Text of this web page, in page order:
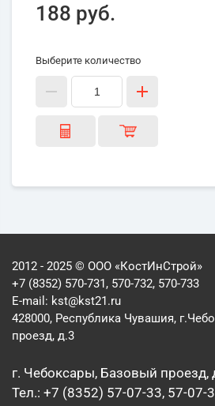
188 руб.
Выберите количество
2012 - 2025 © ООО «КостИнСтрой»
+7 (8352) 570-731, 570-732, 570-733
E-mail: kst@kst21.ru
428000, Республика Чувашия,
проезд, д.3
г. Чебоксары, Базовый проезд,
Тел.: +7 (8352) 57-07-33, 57-07-